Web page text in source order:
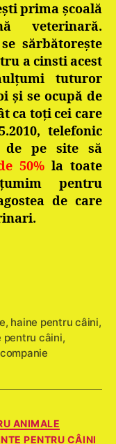
prima şcoală
veterinară.
sărbătorește
a cinsti acest
tuturor
și se ocupă de
ca toți cei care
telefonic
de pe site să
50% la toate
pentru
de care
, haine pentru câini,
pentru câini,
ANIMALE
PENTRU CÂINI